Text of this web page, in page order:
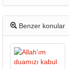
Benzer konular